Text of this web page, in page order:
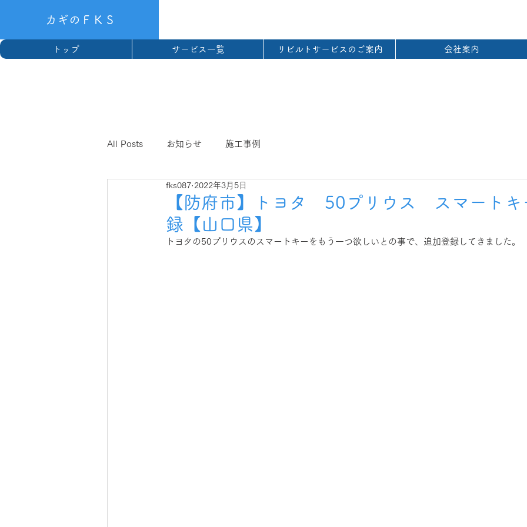
カギのＦＫＳ
トップ サービス一覧 リビルトサービスのご案内 会社案内
All Posts お知らせ 施工事例
【防府市】トヨタ 50プリウス スマートキ
録【山口県】
fks087 2022年3月5日
トヨタの50プリウスのスマートキーをもう一つ欲しいとの事で、追加登録してきました。